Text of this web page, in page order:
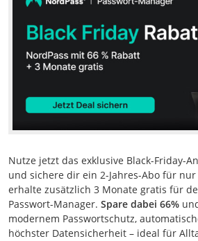
Nutze jetzt das exklusive Black-Friday-
und sichere dir ein 2-Jahres-Abo für
erhalte zusätzlich 3 Monate gratis für
Passwort-Manager. Spare dabei 66%
modernem Passwortschutz,
höchster Datensicherheit – ideal für